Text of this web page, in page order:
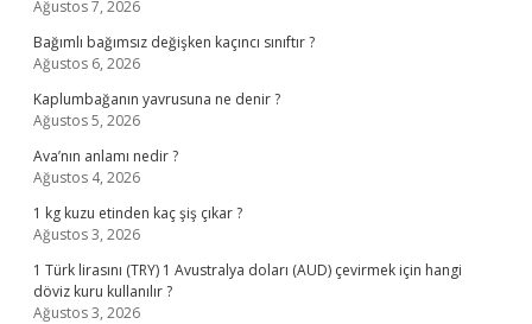
Ağustos 7, 2026
Bağımlı bağımsız değişken kaçıncı sınıftır ?
Ağustos 6, 2026
Kaplumbağanın yavrusuna ne denir ?
Ağustos 5, 2026
Ava’nın anlamı nedir ?
Ağustos 4, 2026
1 kg kuzu etinden kaç şiş çıkar ?
Ağustos 3, 2026
1 Türk lirasını (TRY) 1 Avustralya doları (AUD) çevirmek için hangi
döviz kuru kullanılır ?
Ağustos 3, 2026